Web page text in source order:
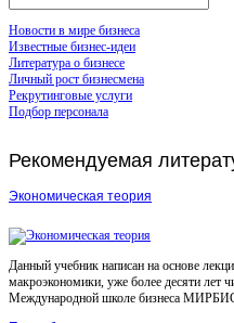
Новости в мире бизнеса
Известные бизнес-идеи
Литература о бизнесе
Личный рост бизнесмена
Рекрутинговые услуги
Подбор персонала
Рекомендуемая
Экономическая теория
Данный учебник написан на основе
макроэкономики, уже более десяти лет
Международной школе бизнеса